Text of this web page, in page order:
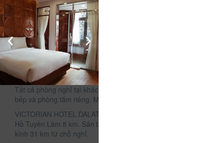
Mô tả
Tọa lạc tại thành phố Đà Lạt, cách Vườn hoa Đà Lạt 1,7 km
và Hồ Xuân Hương 3,2 km, VICTORIAN HOTEL DALAT cung
cấp chỗ nghỉ với sảnh khách chung và Wi-Fi miễn phí. Chỗ
nghỉ này có lễ tân 24 giờ và sân hiên tắm nắng. Khách sạn
cách Công viên Yersin 3,2 km và Quảng trường Lâm Viên 3,3
km.
Tất cả phòng nghỉ tại khách sạn đều có TV màn hình phẳng,
bếp và phòng tắm riêng. Một số phòng còn có ban công.
VICTORIAN HOTEL DALAT cách cả Thiền viện Trúc Lâm và
Hồ Tuyền Lâm 8 km. Sân bay Liên Khương nằm trong bán
kính 31 km từ chỗ nghỉ.